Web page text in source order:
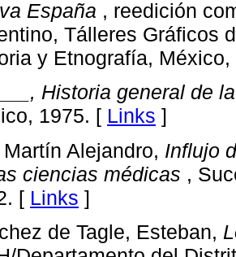
España , reedición
Tálleres Gráficos
y Etnografía,
Historia general de
1975. [ Links ]
Alejandro, Influjo
ciencias médicas ,
[ Links ]
de Tagle, Esteban,